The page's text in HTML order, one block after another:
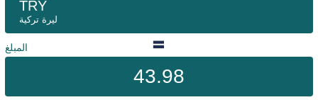
TRY
ليرة تركية
المبلغ
43.98